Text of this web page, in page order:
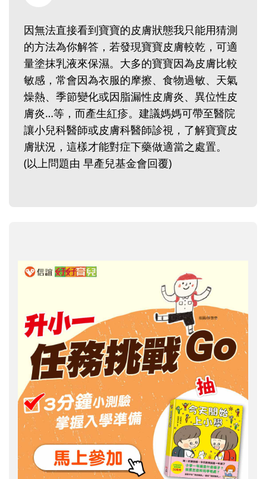
因無法直接看到寶寶的皮膚狀態我只能用猜測
的方法為你解答，若發現寶寶皮膚較乾，可適
量塗抹乳液來保濕。大多的寶寶因為皮膚比較
敏感，常會因為衣服的摩擦、食物過敏、天氣
燥熱、季節變化或因脂漏性皮膚炎、異位性皮
膚炎…等，而產生紅疹。建議媽媽可帶至醫院
讓小兒科醫師或皮膚科醫師診視，了解寶寶皮
膚狀況，這樣才能對症下藥做適當之處置。
(以上問題由 早產兒基金會回覆)